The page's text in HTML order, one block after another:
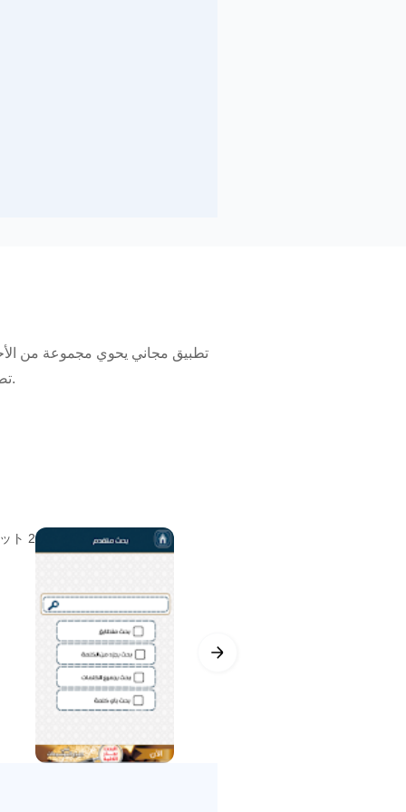
تطبيق مجاني يحوي مجموعة من
تصح نسبتها إلى النبي صلى الله عليه وسلم، يعمل التطبيق دون اتصال بالإنترنت، وتُحدَّث الأحاديث فيه باستمرار.